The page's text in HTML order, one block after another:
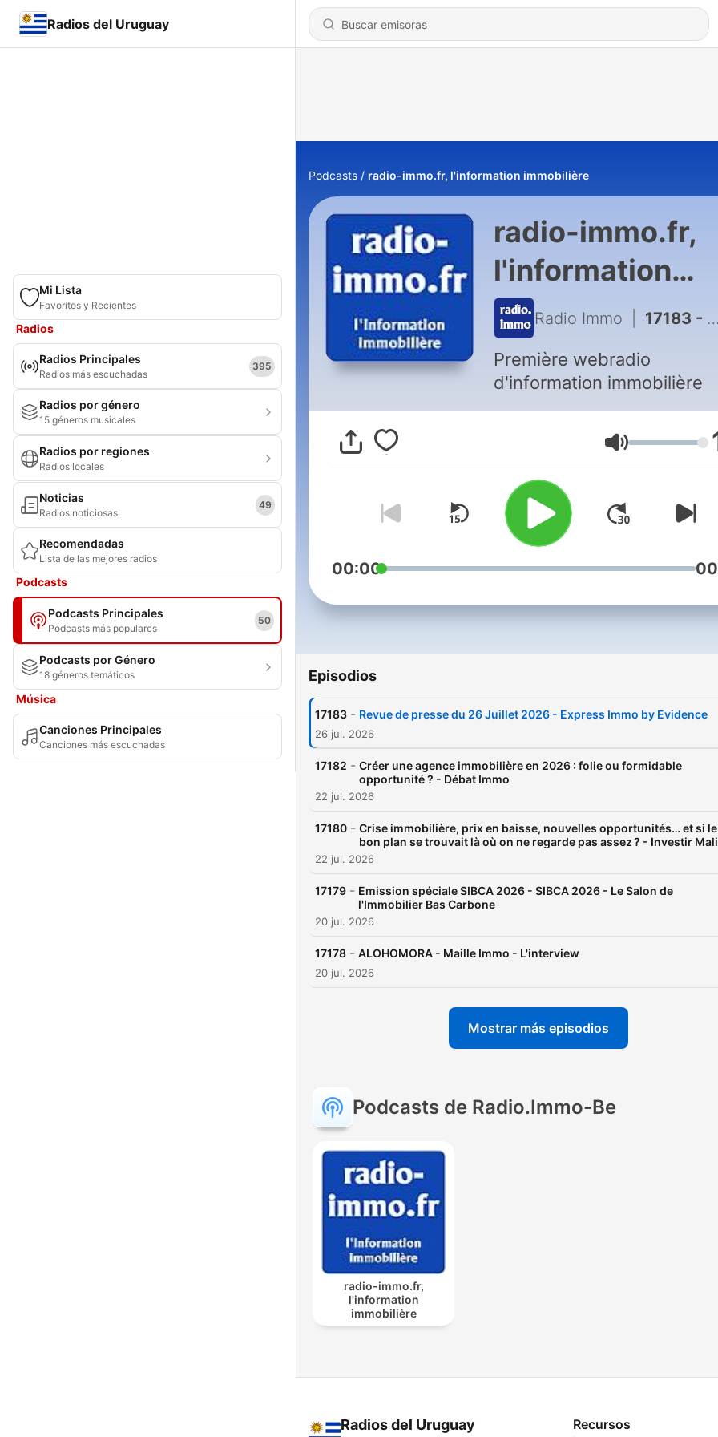
Radios del Uruguay
Mi Lista
Favoritos y Recientes
Radios
Radios Principales
Radios más escuchadas
395
Radios por género
15 géneros musicales
Radios por regiones
Radios locales
Noticias
Radios noticiosas
49
Recomendadas
Lista de las mejores radios
Podcasts
Podcasts Principales
Podcasts más populares
50
Podcasts por Género
18 géneros temáticos
Música
Canciones Principales
Canciones más escuchadas
Podcasts radio-immo.fr, l'information immobilière
radio-immo.fr,
l'information
immobilière
Radio Immo 17183 - Revue de presse du 26 Juillet 2026 - Express Immo by Evidence
Première webradio
d'information immobilière
Volumen
00:00
Episodios
17183 - Revue de presse du 26 Juillet 2026 - Express Immo by Evidence
26 jul. 2026
17182 - Créer une agence immobilière en 2026 : folie ou formidable
opportunité ? - Débat Immo
22 jul. 2026
17180 - Crise immobilière, prix en baisse, nouvelles opportunités… et si le
bon plan se trouvait là où on ne regarde pas assez ? - Investir
22 jul. 2026
17179 - Emission spéciale SIBCA 2026 - SIBCA 2026 - Le Salon de
l'Immobilier Bas Carbone
20 jul. 2026
17178 - ALOHOMORA - Maille Immo - L'interview
20 jul. 2026
Mostrar más episodios
Podcasts de Radio.Immo-Be
radio-immo.fr,
l'information
immobilière
Radios del Uruguay Recursos